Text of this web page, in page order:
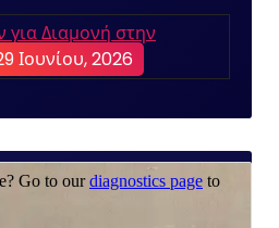
Διαμονή στην
Ιουνίου, 2026